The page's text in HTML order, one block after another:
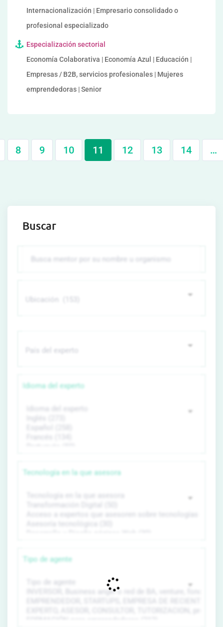
Internacionalización | Empresario consolidado o
profesional especializado
Especialización sectorial
Economía Colaborativa | Economía Azul | Educación |
Empresas / B2B, servicios profesionales | Mujeres
emprendedoras | Senior
8 9 10 11 12 13 14 …
Buscar
Idioma del experto
Tecnología en la que asesora
Tipo de agente